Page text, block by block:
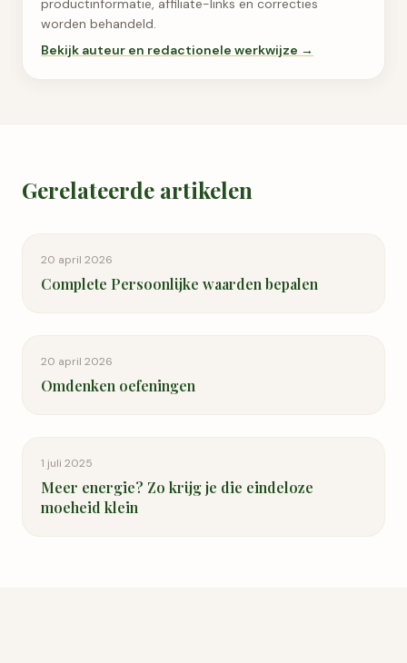
productinformatie, affiliate-links en correcties
worden behandeld.
Bekijk auteur en redactionele werkwijze →
Gerelateerde artikelen
20 april 2026
Complete Persoonlijke waarden bepalen
20 april 2026
Omdenken oefeningen
1 juli 2025
Meer energie? Zo krijg je die eindeloze
moeheid klein